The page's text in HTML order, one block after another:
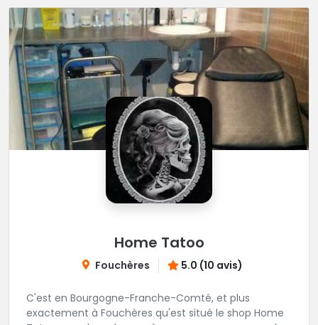
Home Tatoo
Fouchères 5.0 (10 avis)
C'est en Bourgogne-Franche-Comté, et plus
exactement à Fouchères qu'est situé le shop Home